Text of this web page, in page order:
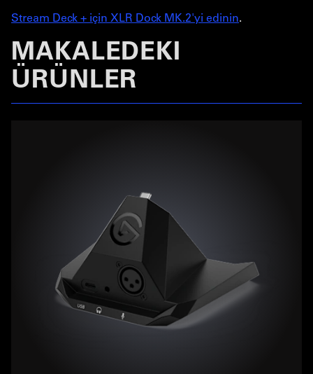
Stream Deck + için XLR Dock MK.2'yi edinin.
MAKALEDEKI
ÜRÜNLER